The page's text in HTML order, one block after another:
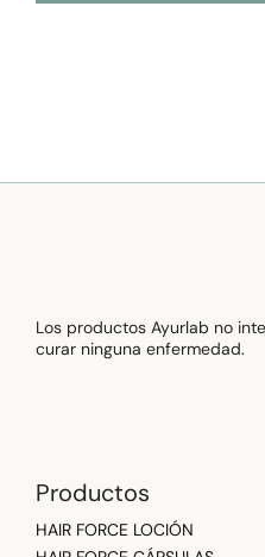
Los productos Ayurlab no
curar ninguna enfermedad.
Productos
HAIR FORCE LOCIÓN